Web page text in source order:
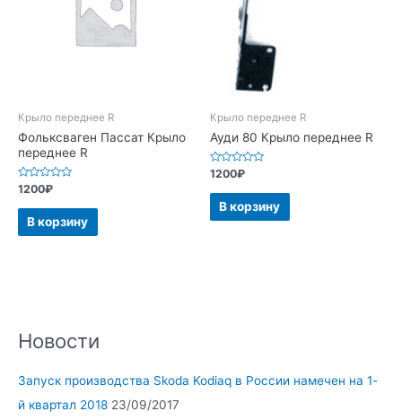
Новости
Запуск производства Skoda Kodiaq в России намечен на 1-
й квартал 2018 23/09/2017
Крыло переднее R
Фольксваген Пассат Крыло
переднее R
Оценка
из
1200₽
В корзину
Крыло переднее R
Ауди 80 Крыло переднее R
Оценка
из
1200₽
В корзину